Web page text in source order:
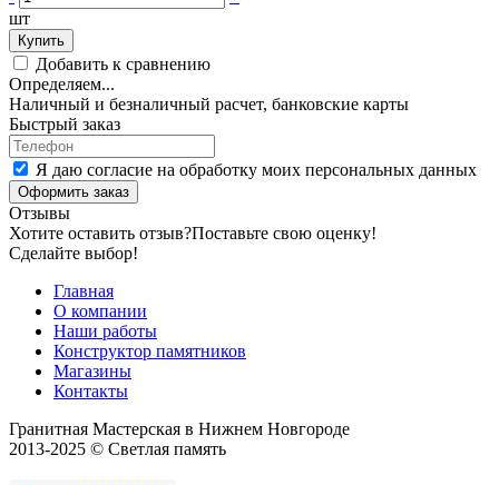
шт
Купить
Добавить к сравнению
Определяем...
Наличный и безналичный расчет, банковские карты
Быстрый заказ
Я даю согласие на обработку моих персональных данных
Оформить заказ
Отзывы
Хотите оставить отзыв?Поставьте свою оценку!
Сделайте выбор!
Главная
О компании
Наши работы
Конструктор памятников
Магазины
Контакты
Гранитная Мастерская в Нижнем Новгороде
2013-2025 © Светлая память